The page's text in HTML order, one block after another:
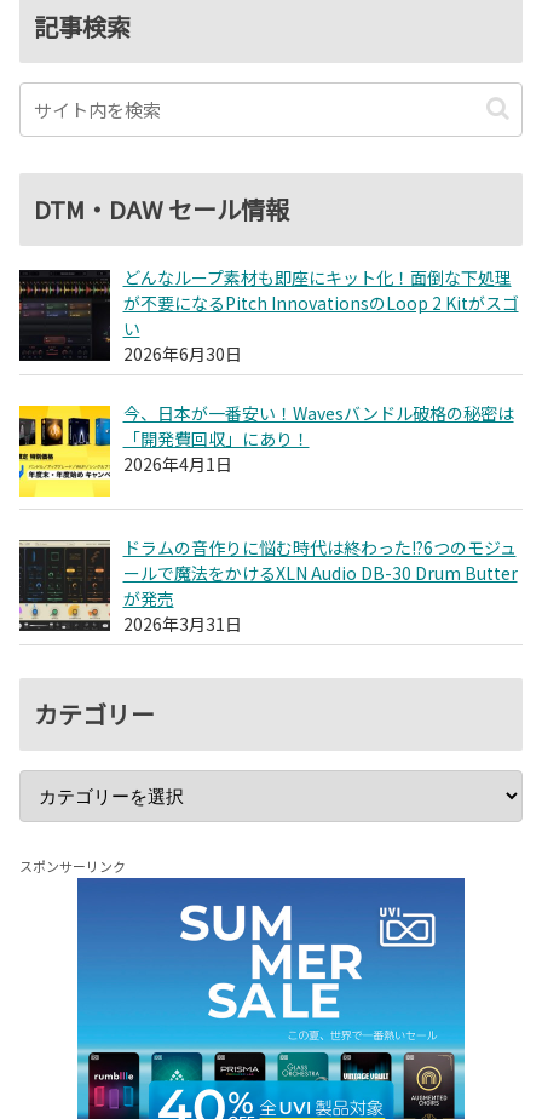
記事検索
DTM・DAW セール情報
どんなループ素材も即座にキット化！面倒な下処理
が不要になるPitch InnovationsのLoop 2 Kitがスゴ
い
2026年6月30日
今、日本が一番安い！Wavesバンドル破格の秘密は
「開発費回収」にあり！
2026年4月1日
ドラムの音作りに悩む時代は終わった!?6つのモジュ
ールで魔法をかけるXLN Audio DB-30 Drum Butter
が発売
2026年3月31日
カテゴリー
スポンサーリンク